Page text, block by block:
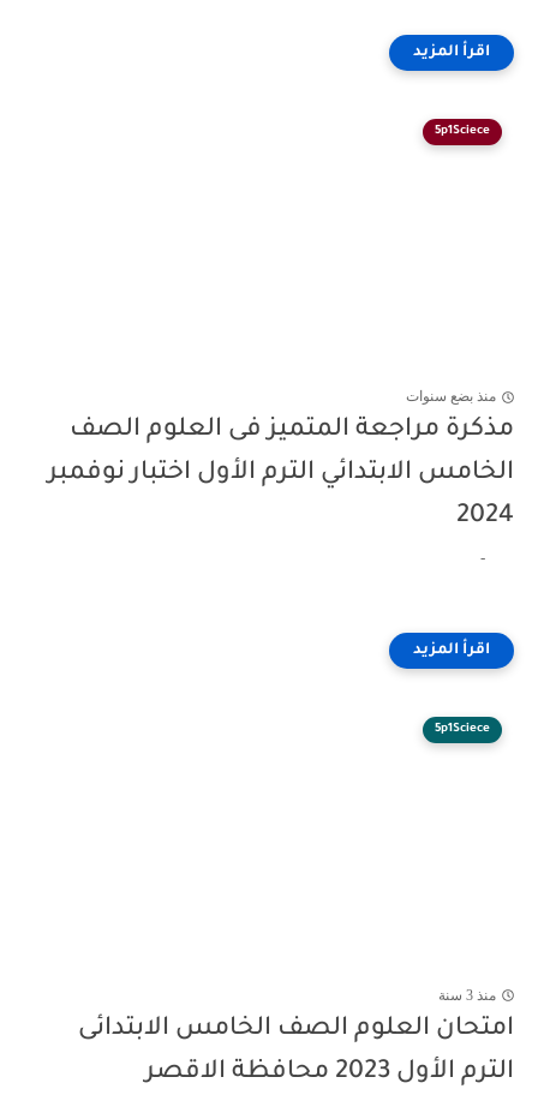
5p1Sciece
منذ بضع سنوات
مذكرة مراجعة المتميز فى العلوم الصف
الخامس الابتدائي الترم الأول اختبار نوفمبر
2024
-
5p1Sciece
منذ 3 سنة
امتحان العلوم الصف الخامس الابتدائى
الترم الأول 2023 محافظة الاقصر